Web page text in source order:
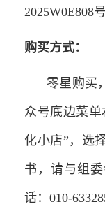
2025W0E808号
购买方式：
零星购买
众号底边菜
化小店”，选
书，请与组
话：010-